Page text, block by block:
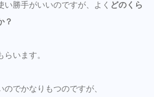
い勝手がいいのですが、よく どのくら
？
らいます。
のでかなりもつのですが、